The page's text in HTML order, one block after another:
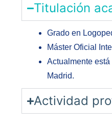
Titulación
Grado en
Máster Oficial
Actualmente
Madrid.
Actividad